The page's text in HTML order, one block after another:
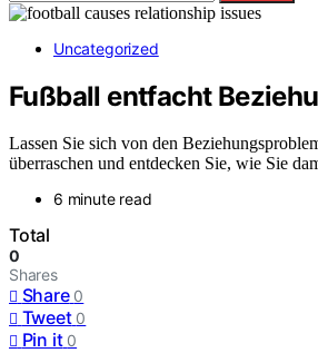
Uncategorized
Fußball entfacht
Lassen Sie sich von den
überraschen und entdecken Sie, wie Sie
6 minute read
Total
0
Shares
Share 0
Tweet 0
Pin it 0